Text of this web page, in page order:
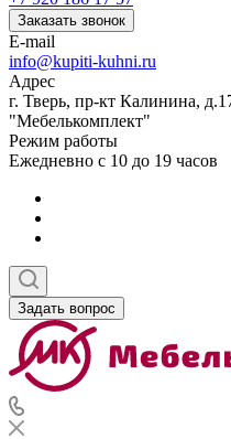
Заказать звонок
E-mail
info@kupiti-kuhni.ru
Адрес
г. Тверь, пр-кт Калинина,
"Мебелькомплект"
Режим работы
Ежедневно с 10 до 19 часов
Задать вопрос